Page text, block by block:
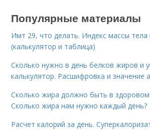
Популярные материалы
Имт 29, что делать. Индекс массы тела
(калькулятор и таблица)
Сколько нужно в день белков жиров и
калькулятор. Расшифровка и значение
Сколько жира должно быть в здоровом
Сколько жира нам нужно каждый день?
Расчет калорий за день.